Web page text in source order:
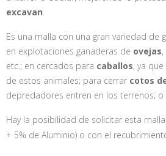
excavan.
Es una malla con una gran variedad de
en explotaciones ganaderas de ovejas,
etc.; en cercados para caballos, ya
de estos animales; para cerrar cotos
depredadores entren en los terrenos; o
Hay la posibilidad de solicitar esta
+ 5% de Aluminio) o con el